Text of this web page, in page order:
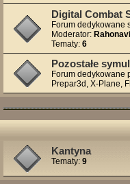
Digital Combat
Forum dedykowane
Moderator:
Tematy: 6
Pozostałe
Forum dedykowane
Prepar3d, X-Plane,
Kantyna
Tematy: 9